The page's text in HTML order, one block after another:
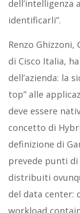
dell’intelligenza
identificarli”.
Renzo Ghizzoni,
di Cisco Italia,
dell’azienda: la
top” alle
deve essere
concetto di
definizione di
prevede punti
distribuiti
del data center:
workload